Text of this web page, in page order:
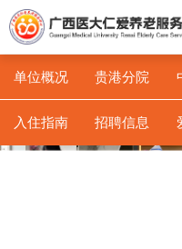
单位概况 贵港分院
入住指南 招聘信息